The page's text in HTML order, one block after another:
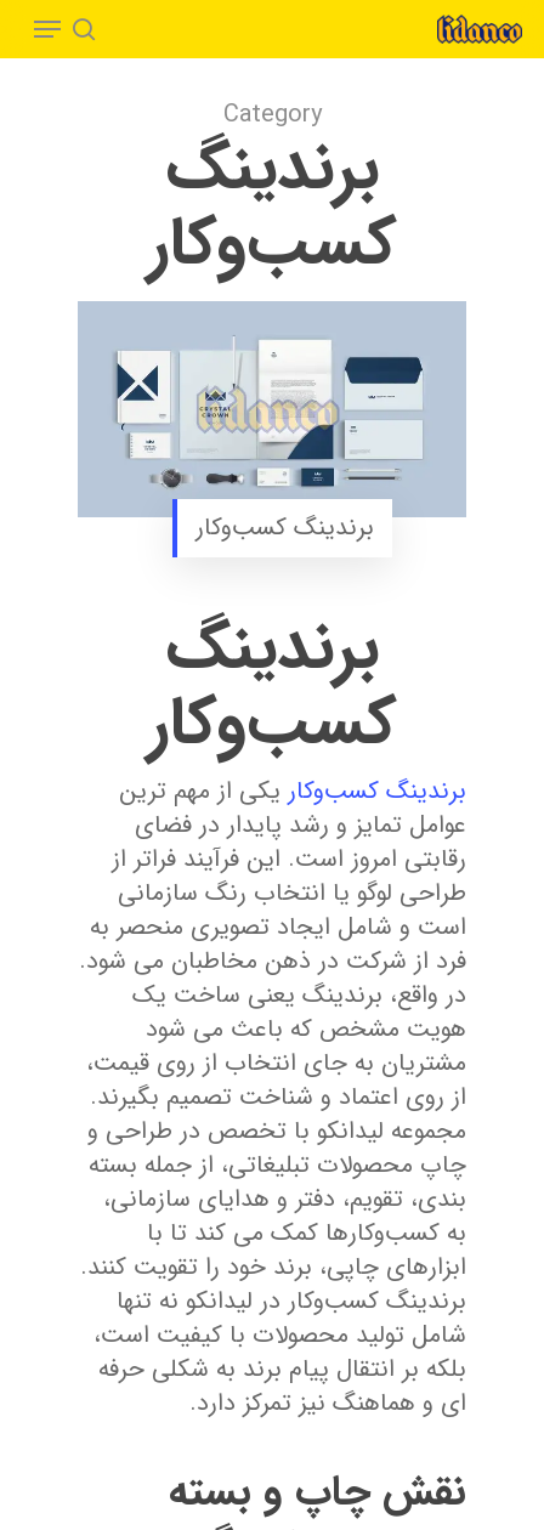
search
Menu
Category
برندینگ
کسب‌وکار
برندینگ کسب‌وکار
برندینگ
کسب‌وکار
برندینگ کسب‌وکار یکی از مهم ترین
عوامل تمایز و رشد پایدار در فضای
رقابتی امروز است. این فرآیند فراتر از
طراحی لوگو یا انتخاب رنگ سازمانی
است و شامل ایجاد تصویری منحصر به
فرد از شرکت در ذهن مخاطبان می شود.
در واقع، برندینگ یعنی ساخت یک
هویت مشخص که باعث می شود
مشتریان به جای انتخاب از روی قیمت،
از روی اعتماد و شناخت تصمیم بگیرند.
مجموعه لیدانکو با تخصص در طراحی و
چاپ محصولات تبلیغاتی، از جمله بسته
بندی، تقویم، دفتر و هدایای سازمانی،
به کسب‌وکارها کمک می کند تا با
ابزارهای چاپی، برند خود را تقویت کنند.
برندینگ کسب‌وکار در لیدانکو نه تنها
شامل تولید محصولات با کیفیت است،
بلکه بر انتقال پیام برند به شکلی حرفه
ای و هماهنگ نیز تمرکز دارد.
نقش چاپ و بسته